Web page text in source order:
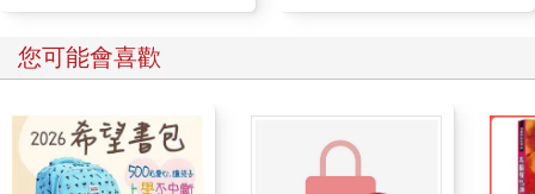
車
車
您可能會喜歡